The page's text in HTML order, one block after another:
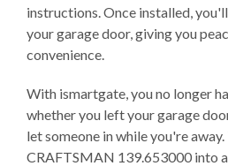
instructions. Once installed,
your garage door, giving you
convenience.
With ismartgate, you no longer
whether you left your garage
let someone in while you're
CRAFTSMAN 139.653000 into